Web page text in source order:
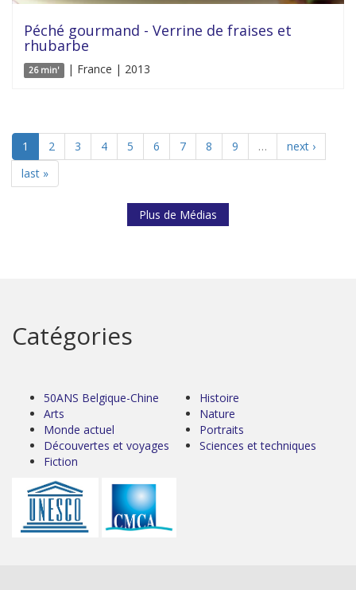
Péché gourmand - Verrine de fraises et
rhubarbe
26 min' | France | 2013
1 2 3 4 5 6 7 8 9 …
next ›
last »
Plus de Médias
Catégories
50ANS Belgique-Chine
Arts
Monde actuel
Découvertes et voyages
Fiction
Histoire
Nature
Portraits
Sciences et techniques